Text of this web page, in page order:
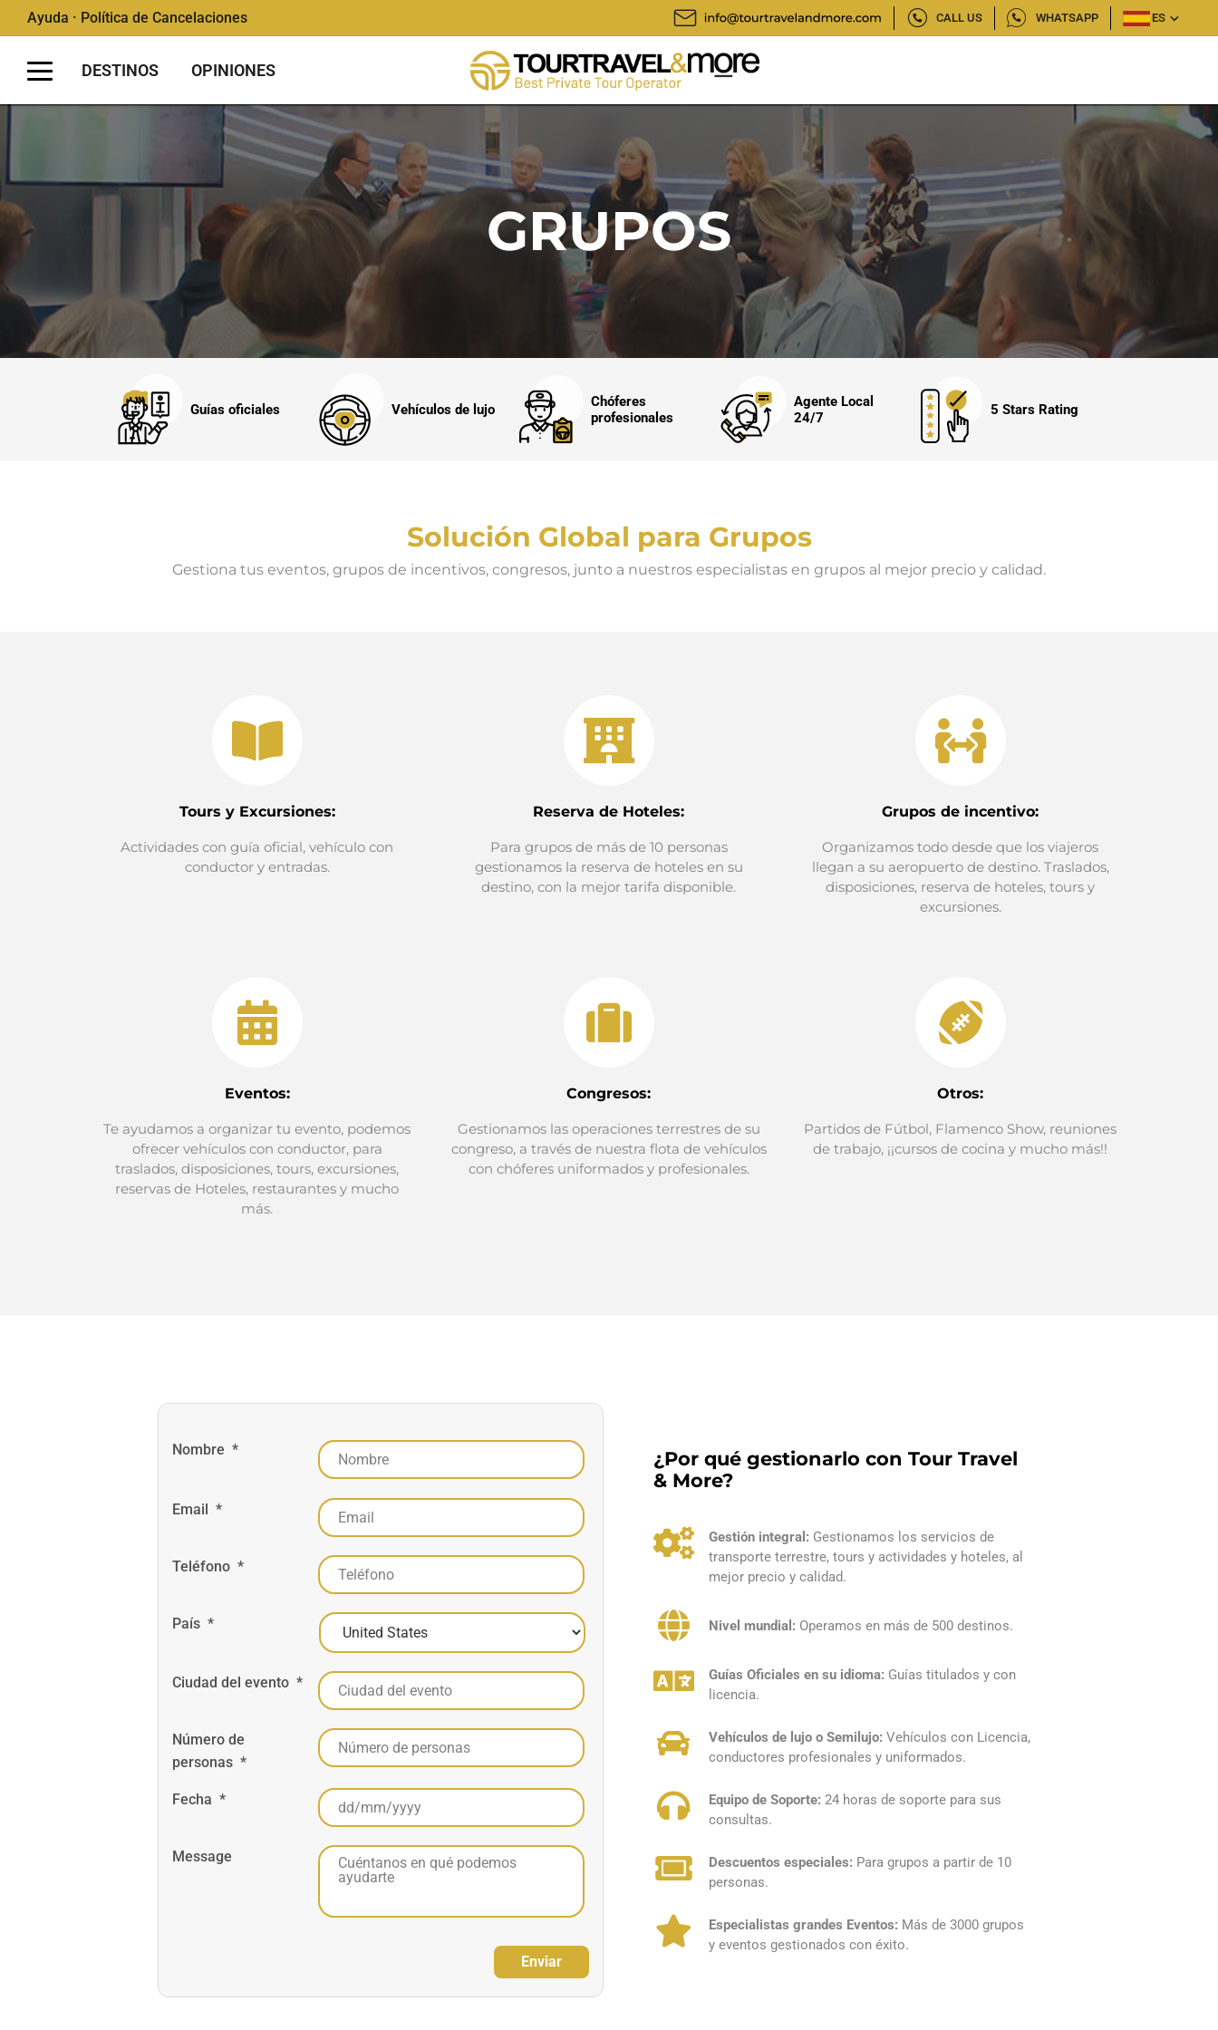
Ayuda · Política de Cancelaciones CALL US WHATSAPP ES
DESTINOS OPINIONES
GRUPOS
Guías oficiales Vehículos de lujo
Chóferes
profesionales
Agente Local
24/7
5 Stars Rating
Solución Global para Grupos
Gestiona tus eventos, grupos de incentivos, congresos, junto a nuestros especialistas en grupos al mejor precio y calidad.
Tours y Excursiones:
Actividades con guía oficial, vehículo con
conductor y entradas.
Reserva de Hoteles:
Para grupos de más de 10 personas
gestionamos la reserva de hoteles en su
destino, con la mejor tarifa disponible.
Grupos de incentivo:
Organizamos todo desde que los viajeros
llegan a su aeropuerto de destino. Traslados,
disposiciones, reserva de hoteles, tours y
excursiones.
Eventos:
Te ayudamos a organizar tu evento, podemos
ofrecer vehículos con conductor, para
traslados, disposiciones, tours, excursiones,
reservas de Hoteles, restaurantes y mucho
más.
Congresos:
Gestionamos las operaciones terrestres de su
congreso, a través de nuestra flota de vehículos
con chóferes uniformados y profesionales.
Otros:
Partidos de Fútbol, Flamenco Show, reuniones
de trabajo, ¡¡cursos de cocina y mucho más!!
Nombre *
Email *
Teléfono *
País *
Ciudad del evento *
Número de
personas *
Fecha *
Message
¿Por qué gestionarlo con Tour Travel
& More?
Gestión integral: Gestionamos los servicios de
transporte terrestre, tours y actividades y hoteles, al
mejor precio y calidad.
Nivel mundial: Operamos en más de 500 destinos.
Guías Oficiales en su idioma: Guías titulados y con
licencia.
Vehículos de lujo o Semilujo: Vehículos con Licencia,
conductores profesionales y uniformados.
Equipo de Soporte: 24 horas de soporte para sus
consultas.
Descuentos especiales: Para grupos a partir de 10
personas.
Especialistas grandes Eventos: Más de 3000 grupos
y eventos gestionados con éxito.